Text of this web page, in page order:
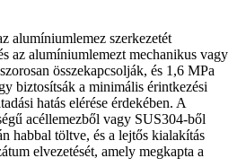
alumíniumlemez szerkezetét
az alumíniumlemezt mechanikus vagy
összekapcsolják, és 1,6 MPa
biztosítsák a minimális érintkezési
hatás elérése érdekében. A
acéllemezből vagy SUS304-ből
habbal töltve, és a lejtős kialakítás
elvezetését, amely megkapta a